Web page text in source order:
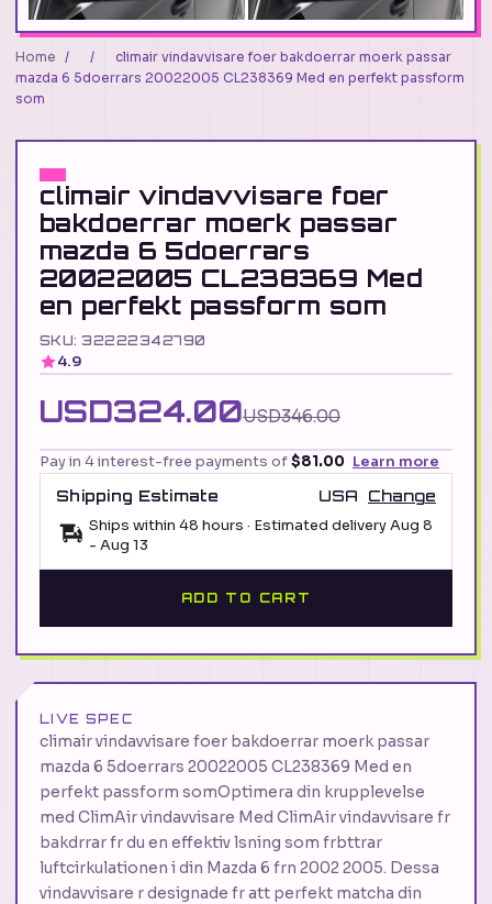
Home / /
climair vindavvisare foer bakdoerrar moerk passar
mazda 6 5doerrars 20022005 CL238369 Med en perfekt passform
som
climair vindavvisare foer
bakdoerrar moerk passar
mazda 6 5doerrars
20022005 CL238369 Med
en perfekt passform som
SKU: 32222342790
4.9
USD324.00USD346.00
Pay in 4 interest-free payments of$81.00 Learn more
Shipping Estimate
USA
Change
Ships within 48 hours · Estimated deliveryAug 8
- Aug 13
ADD TO CART
LIVE SPEC
climair vindavvisare foer bakdoerrar moerk passar
mazda 6 5doerrars 20022005 CL238369 Med en
perfekt passform somOptimera din krupplevelse
med ClimAir vindavvisare Med ClimAir vindavvisare fr
bakdrrar fr du en effektiv lsning som frbttrar
luftcirkulationen i din Mazda 6 frn 2002 2005. Dessa
vindavvisare r designade fr att perfekt matcha din